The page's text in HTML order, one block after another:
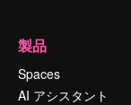
製品
Spaces
AI アシスタント